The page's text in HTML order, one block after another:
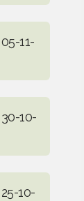
11-
10-
10-